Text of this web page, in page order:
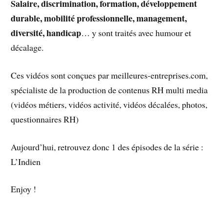
Salaire, discrimination, formation, développement
durable, mobilité professionnelle, management,
diversité, handicap… y sont traités avec humour et
décalage.
Ces vidéos sont conçues par meilleures-entreprises.com,
spécialiste de la production de contenus RH multi media
(vidéos métiers, vidéos activité, vidéos décalées, photos,
questionnaires RH)
Aujourd’hui, retrouvez donc 1 des épisodes de la série :
L’Indien
Enjoy !